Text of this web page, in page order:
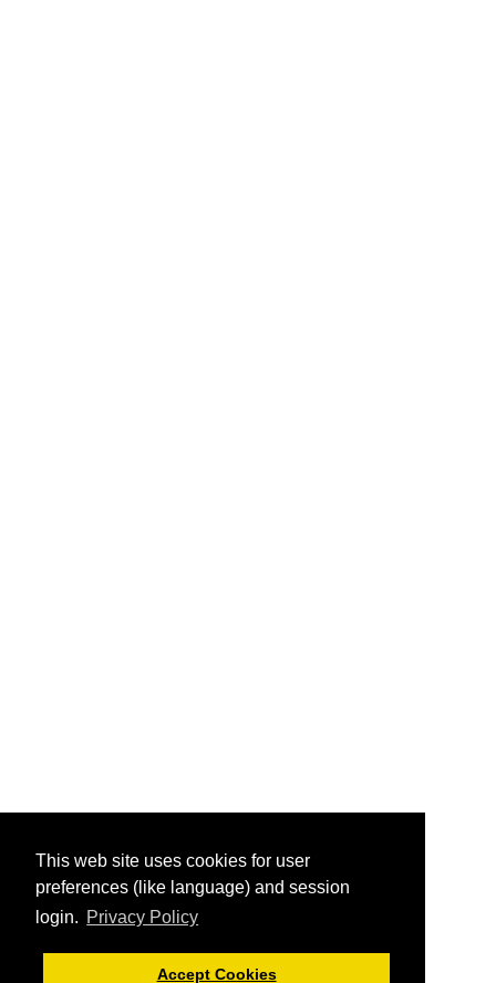
This web site uses cookies for user
preferences (like language) and session
login. Privacy Policy
Accept Cookies